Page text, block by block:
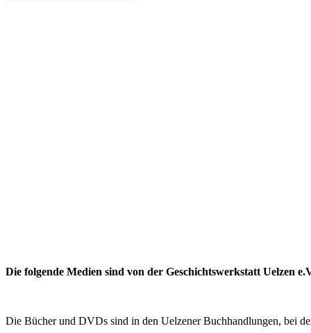
Die folgende Medien sind von der Geschichtswerkstatt Uelzen
Die Bücher und DVDs sind in den Uelzener Buchhandlungen, bei